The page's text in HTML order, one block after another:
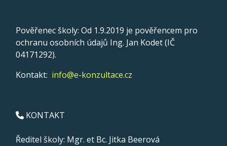
Pověřenec školy: Od 1.9.2019 je pověřencem pro
ochranu osobních údajů Ing. Jan Kodet (IČ
04171292).
Kontakt: info@e-konzultace.cz
KONTAKT
Ředitel školy: Mgr. et Bc. Jitka Beerová